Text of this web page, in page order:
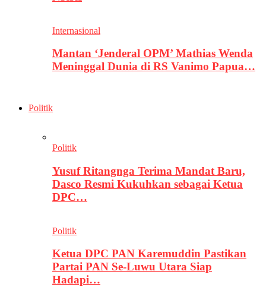
Internasional
Mantan ‘Jenderal OPM’ Mathias Wenda
Meninggal Dunia di RS Vanimo Papua…
Politik
Politik
Yusuf Ritangnga Terima Mandat Baru,
Dasco Resmi Kukuhkan sebagai Ketua
DPC…
Politik
Ketua DPC PAN Karemuddin Pastikan
Partai PAN Se-Luwu Utara Siap
Hadapi…